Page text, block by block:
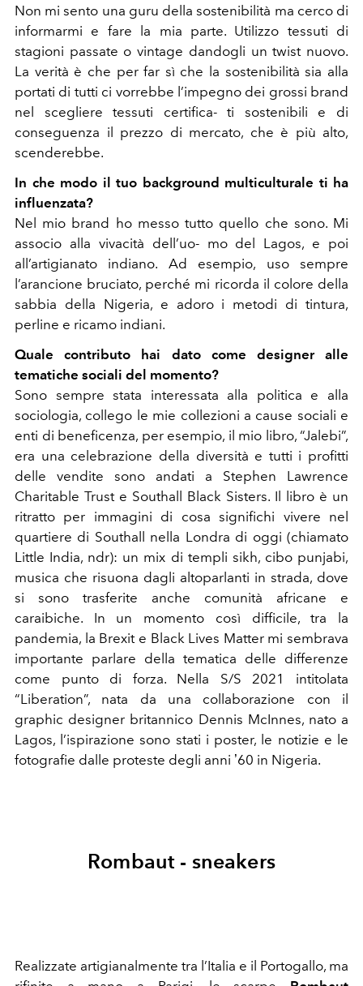
Non mi sento una guru della sostenibilità ma cerco di
informarmi e fare la mia parte. Utilizzo tessuti di
stagioni passate o vintage dandogli un twist nuovo.
La verità è che per far sì che la sostenibilità sia alla
portati di tutti ci vorrebbe l’impegno dei grossi brand
nel scegliere tessuti certifica- ti sostenibili e di
conseguenza il prezzo di mercato, che è più alto,
scenderebbe.
In che modo il tuo background multiculturale ti ha
influenzata?
Nel mio brand ho messo tutto quello che sono. Mi
associo alla vivacità dell’uo- mo del Lagos, e poi
all’artigianato indiano. Ad esempio, uso sempre
l’arancione bruciato, perché mi ricorda il colore della
sabbia della Nigeria, e adoro i metodi di tintura,
perline e ricamo indiani.
Quale contributo hai dato come designer alle
tematiche sociali del momento?
Sono sempre stata interessata alla politica e alla
sociologia, collego le mie collezioni a cause sociali e
enti di beneficenza, per esempio, il mio libro, “Jalebi”,
era una celebrazione della diversità e tutti i profitti
delle vendite sono andati a Stephen Lawrence
Charitable Trust e Southall Black Sisters. Il libro è un
ritratto per immagini di cosa significhi vivere nel
quartiere di Southall nella Londra di oggi (chiamato
Little India, ndr): un mix di templi sikh, cibo punjabi,
musica che risuona dagli altoparlanti in strada, dove
si sono trasferite anche comunità africane e
caraibiche. In un momento così difficile, tra la
pandemia, la Brexit e Black Lives Matter mi sembrava
importante parlare della tematica delle differenze
come punto di forza. Nella S/S 2021 intitolata
“Liberation”, nata da una collaborazione con il
graphic designer britannico Dennis McInnes, nato a
Lagos, l’ispirazione sono stati i poster, le notizie e le
fotografie dalle proteste degli anni ʼ60 in Nigeria.
Rombaut - sneakers
Realizzate artigianalmente tra l’Italia e il Portogallo, ma